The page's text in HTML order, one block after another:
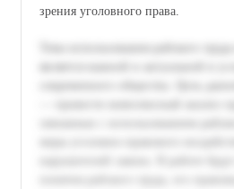
зрения уголовного права.